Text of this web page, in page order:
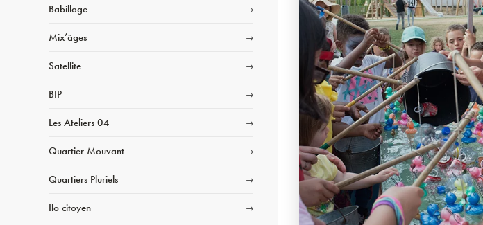
Babillage
Mix’âges
Satellite
BIP
Les Ateliers 04
Quartier Mouvant
Quartiers Pluriels
Ilo citoyen